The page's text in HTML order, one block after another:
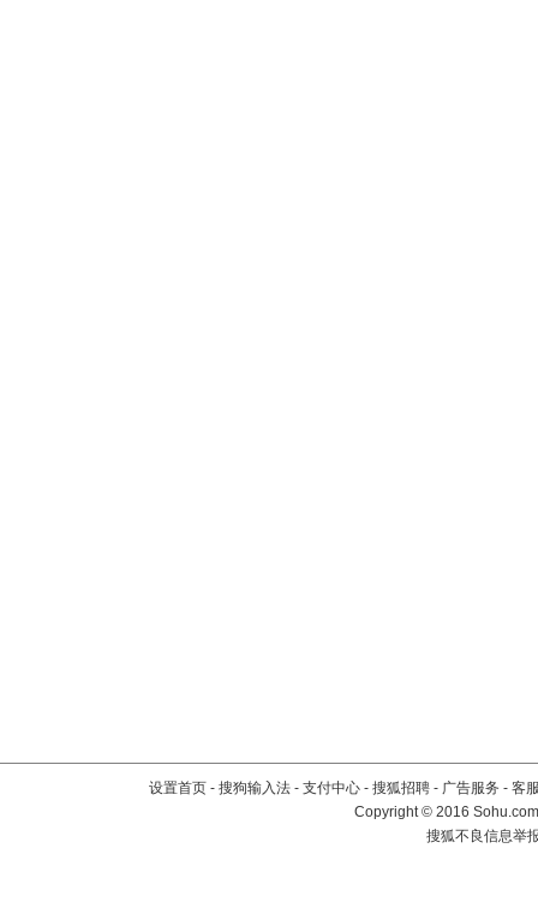
设置首页 - 搜狗输入法 - 支付中心 - 搜狐招聘 - 广告服务 - 客
Copyright©2016
搜狐不良信息举